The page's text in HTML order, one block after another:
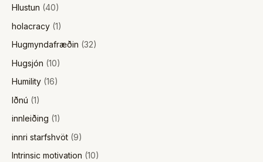
Hlustun (40)
holacracy (1)
Hugmyndafræðin (32)
Hugsjón (10)
Humility (16)
Iðnú (1)
innleiðing (1)
innri starfshvöt (9)
Intrinsic motivation (10)